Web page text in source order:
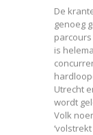
De
genoeg
is
Utrecht
wordt
Volk